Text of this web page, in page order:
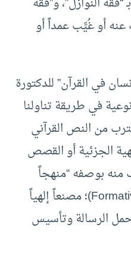
عنه أو غُيِّب عمداً أو
في القرآن” للدكتورة
في طريقة تناولنا
من النص القرآني
الجزئية أو القصص
بوصفه “منهجاً
تكوينياً” (Formative Methodology)؛ مصنعاً إلهياً
حمل الرسالة وتأسيس